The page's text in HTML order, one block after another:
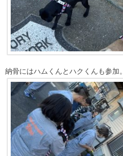
納骨にはハムくんとハクくんも参加。